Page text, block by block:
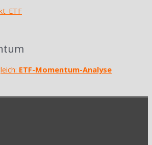
ETF
ETF-Momentum-Analyse